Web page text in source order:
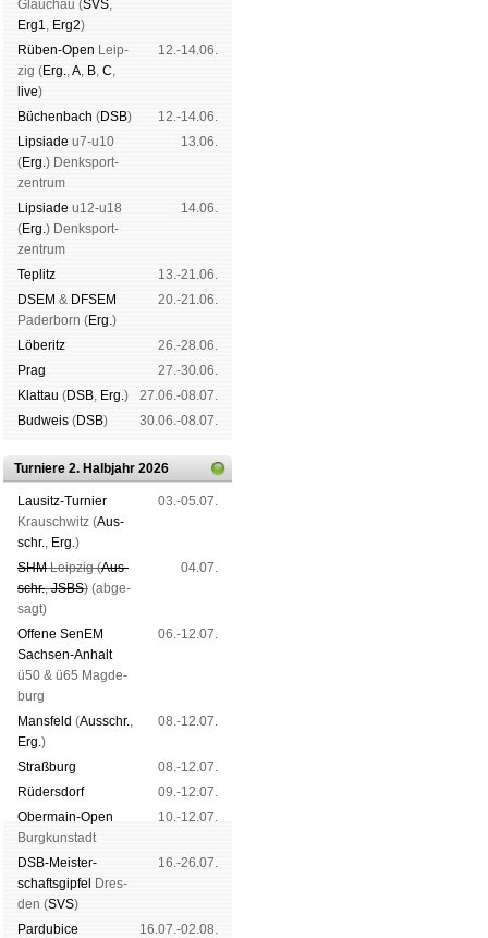
Glau­chau (SVS,
Erg1, Erg2)
Rüben-Open Leip­
zig (Erg.,A, B, C,
live)
12.-14.06.
Büchen­bach (DSB)
12.-14.06.
Lipsiade u7-u10
(Erg.) Denk­sport­
zen­trum
13.06.
Lipsiade u12-u18
(Erg.) Denk­sport­
zen­trum
14.06.
Tep­litz
13.-21.06.
DSEM & DFSEM
Pader­born (Erg.)
20.-21.06.
Lö­be­ritz
26.-28.06.
Prag
27.-30.06.
Klat­tau (DSB, Erg.)
27.06.-08.07.
Bud­weis (DSB) 30.06.-08.07.
Turniere 2. Halbjahr 2026
Lau­sitz-Tur­nier
Krausch­witz (Aus­
schr., Erg.)
03.-05.07.
SHMLeip­zig (Aus­
schr.,JSBS) (ab­ge­
sagt)
04.07.
Offene SenEM
Sach­sen-An­halt
ü50 & ü65 Mag­de­
burg
06.-12.07.
Mans­feld (Aus­schr.,
Erg.)
08.-12.07.
Straß­burg
08.-12.07.
Rüders­dorf
09.-12.07.
Ober­main-Open
Burg­kun­stadt
10.-12.07.
DSB-Meister­
schafts­gipfel
Dres­
den (SVS)
16.-26.07.
Pardu­bice
16.07.-02.08.